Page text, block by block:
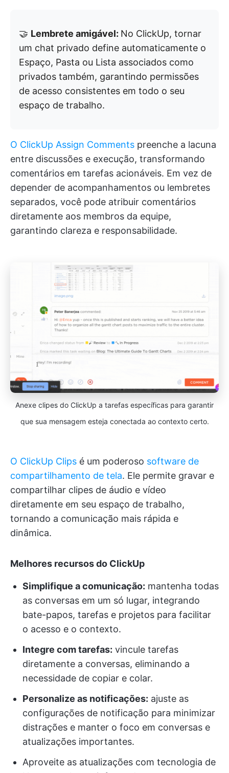
🤝 Lembrete amigável: No ClickUp, tornar
um chat privado define automaticamente o
Espaço, Pasta ou Lista associados como
privados também, garantindo permissões
de acesso consistentes em todo o seu
espaço de trabalho.
O ClickUp Assign Comments preenche a lacuna
entre discussões e execução, transformando
comentários em tarefas acionáveis. Em vez de
depender de acompanhamentos ou lembretes
separados, você pode atribuir comentários
diretamente aos membros da equipe,
garantindo clareza e responsabilidade.
Anexe clipes do ClickUp a tarefas específicas para garantir
que sua mensagem esteja conectada ao contexto certo.
O ClickUp Clips é um poderoso software de
compartilhamento de tela. Ele permite gravar e
compartilhar clipes de áudio e vídeo
diretamente em seu espaço de trabalho,
tornando a comunicação mais rápida e
dinâmica.
Melhores recursos do ClickUp
Simplifique a comunicação: mantenha todas
as conversas em um só lugar, integrando
bate-papos, tarefas e projetos para facilitar
o acesso e o contexto.
Integre com tarefas: vincule tarefas
diretamente a conversas, eliminando a
necessidade de copiar e colar.
Personalize as notificações: ajuste as
configurações de notificação para minimizar
distrações e manter o foco em conversas e
atualizações importantes.
Aproveite as atualizações com tecnologia de